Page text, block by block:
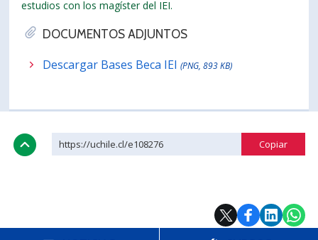
estudios con los magíster del IEI.
DOCUMENTOS ADJUNTOS
Descargar Bases Beca IEI(PNG, 893 KB)
https://uchile.cl/e108276